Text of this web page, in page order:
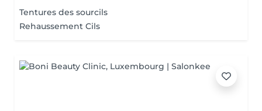
Tentures des sourcils
Rehaussement Cils